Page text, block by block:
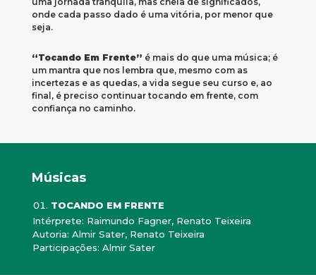
onde cada passo dado é uma vitória, por menor que
seja.
“Tocando Em Frente” é mais do que uma música; é
um mantra que nos lembra que, mesmo com as
incertezas e as quedas, a vida segue seu curso e, ao
final, é preciso continuar tocando em frente, com
confiança no caminho.
Músicas
TOCANDO EM FRENTE
Intérprete: Raimundo Fagner, Renato Teixeira
Autoria: Almir Sater, Renato Teixeira
Participações: Almir Sater